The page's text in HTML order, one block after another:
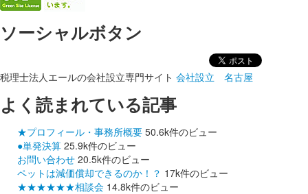
ソーシャルボタン
税理士法人エールの会社設立専門サイト 会社設立 名古屋
よく読まれている記事
★プロフィール・事務所概要 50.6k件のビュー
●単発決算 25.9k件のビュー
お問い合わせ 20.5k件のビュー
ペットは減価償却できるのか！？ 17k件のビュー
★★★★★★相談会 14.8k件のビュー